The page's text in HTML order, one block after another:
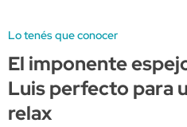
Lo tenés que conocer
El imponente
Luis perfecto para
relax